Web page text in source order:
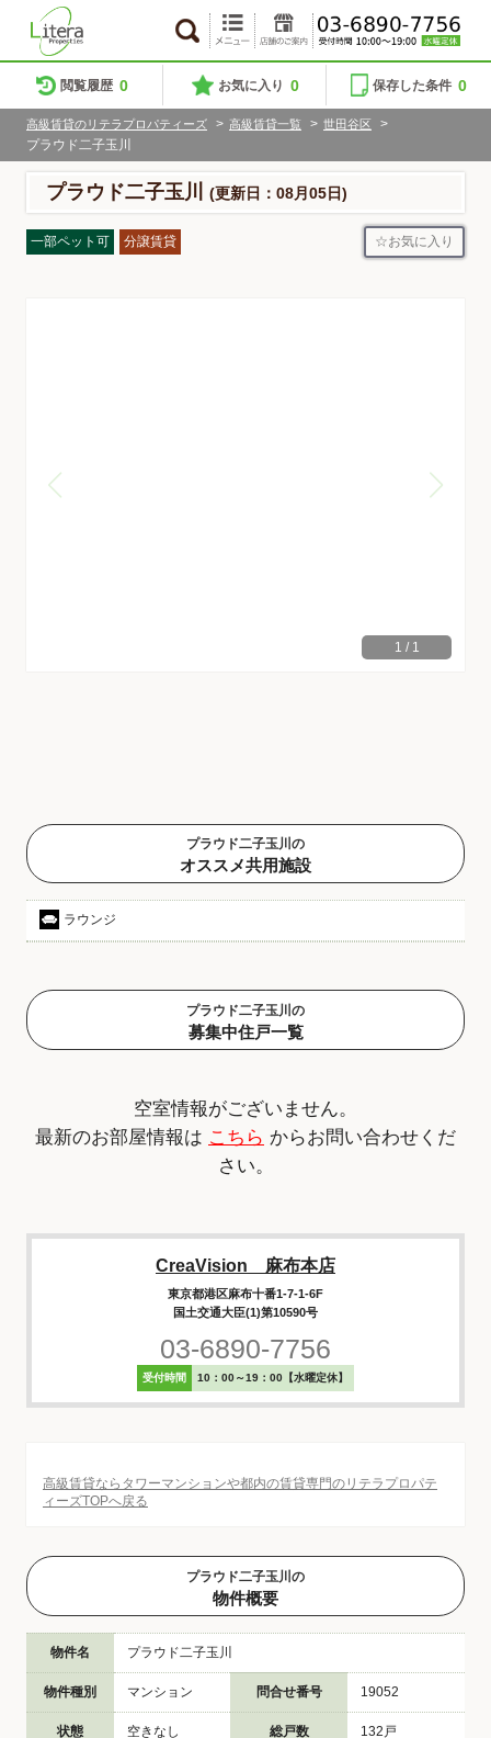
閲覧履歴 0 お気に入り 0 保存した条件 0
高級賃貸のリテラプロパティーズ > 高級賃貸一覧 > 世田谷区
>
プラウド二子玉川
プラウド二子玉川 (更新日：08月05日)
一部ペット可 分譲賃貸 お気に入り
1 / 1
プラウド二子玉川の
オススメ共用施設
ラウンジ
プラウド二子玉川の
募集中住戸一覧
空室情報がございません。
最新のお部屋情報は こちら からお問い合わせくだ
さい。
CreaVision 麻布本店
東京都港区麻布十番1-7-1-6F
国土交通大臣(1)第10590号
03-6890-7756
受付時間 10：00～19：00【水曜定休】
高級賃貸ならタワーマンションや都内の賃貸専門のリテラプロパテ
ィーズTOPへ戻る
プラウド二子玉川の
物件概要
物件名 プラウド二子玉川
物件種別 マンション 問合せ番号 19052
状態 空きなし 総戸数 132戸